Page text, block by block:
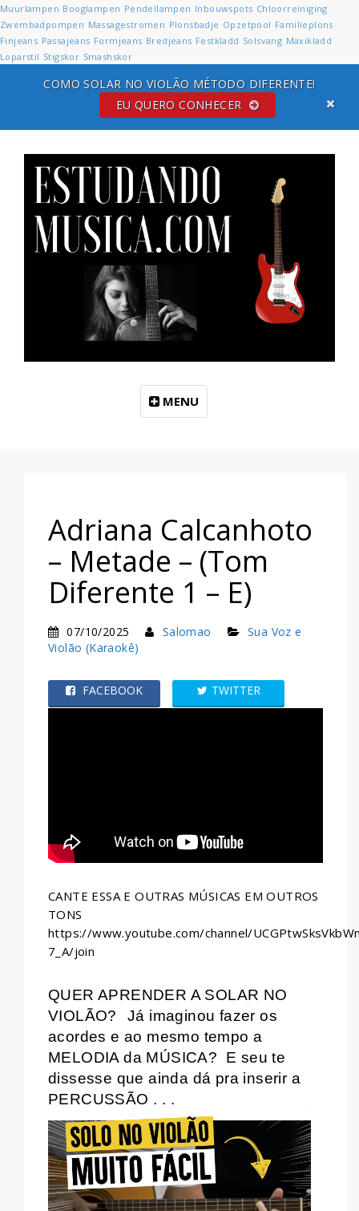
Muurlampen Booglampen Pendellampen Inbouwspots Chloorreiniging
Zwembadpompen Massagestromen Plonsbadje Opzetpool Familieplons
Finjeans Passajeans Formjeans Bredjeans Festkladd Solsvang Maxikladd
Loparstil Stigskor Smashskor
EU QUERO CONHECER
MENU
Adriana Calcanhoto
– Metade – (Tom
Diferente 1 – E)
07/10/2025 Salomao
Sua Voz e
Violão (Karaokê)
FACEBOOK TWITTER
CANTE ESSA E OUTRAS MÚSICAS EM OUTROS
TONS
https://www.youtube.com/channel/
7_A/join
QUER APRENDER A SOLAR NO
VIOLÃO?
Já imaginou fazer os
acordes e ao mesmo tempo a
MELODIA da MÚSICA? E seu te
dissesse que ainda dá pra inserir a
PERCUSSÃO . . .